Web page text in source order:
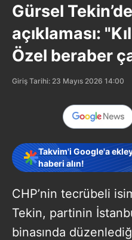
Gürsel
açıklaması:
Özel beraber
Giriş Tarihi: 23 Mayıs 2026 14:00
Takvim'i Google'a
haberi alın!
CHP’nin tecrübeli
Tekin, partinin
binasında